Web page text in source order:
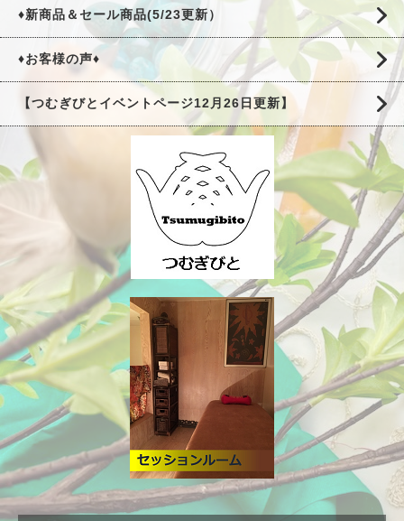
♦新商品＆セール商品(5/23更新）
♦お客様の声♦
【つむぎびとイベントページ12月26日更新】